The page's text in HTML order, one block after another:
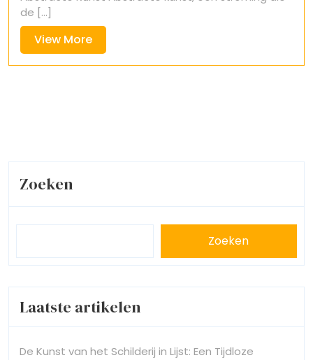
de [...]
View MoreView
More
Zoeken
Zoeken
Laatste artikelen
De Kunst van het Schilderij in Lijst: Een Tijdloze